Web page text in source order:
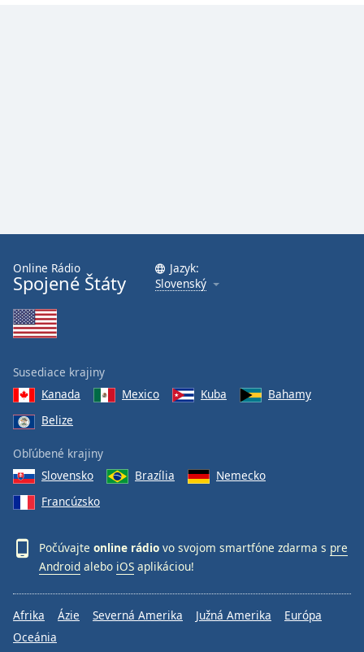
Online Rádio
Spojené Štáty
Jazyk:
Slovenský
Susediace krajiny
Kanada
Mexico Kuba
Bahamy
Belize
Obľúbené krajiny
Slovensko
Brazília
Nemecko
Francúzsko
Počúvajte online rádio vo svojom smartfóne zdarma s pre
Android alebo iOS aplikáciou!
Afrika Ázie Severná Amerika Južná Amerika
Európa
Oceánia